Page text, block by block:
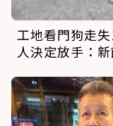
工地看門狗走
人決定放手：